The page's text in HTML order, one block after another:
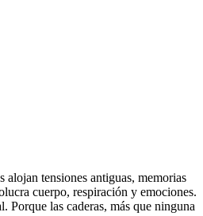
alojan tensiones antiguas, memorias
cuerpo, respiración y emociones.
Porque las caderas, más que ninguna